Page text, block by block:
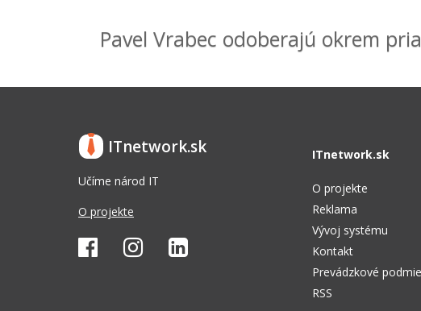
Pavel Vrabec odoberajú okrem
ITnetwork.sk
Učíme národ IT
O projekte
ITnetwork.sk
O projekte
Reklama
Vývoj systému
Kontakt
Prevádzkové
RSS